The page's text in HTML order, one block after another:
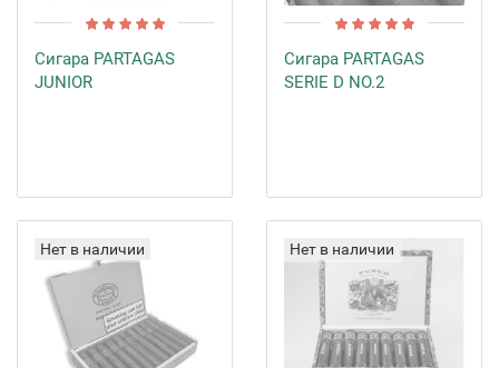
Сигара PARTAGAS
JUNIOR
Сигара PARTAGAS
SERIE D NO.2
Нет в наличии Нет в наличии